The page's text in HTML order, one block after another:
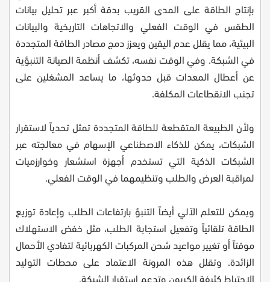
بإنتاج الطاقة على المدى القريب بدقة أكبر عبر تحليل بيانات
الطقس في الوقت الفعلي والاتجاهات التاريخية والبيانات
البيئية، مما يقلل عدم اليقين ويعزز دمج مصادر الطاقة المتجددة
في الشبكة. وفي الوقت نفسه، تكشف أنظمة الصيانة التنبؤية
عن أعطال المعدات قبل حدوثها، ما يساعد المشغلين على
تجنب الانقطاعات المكلفة.
ولأن الطبيعة المتقطعة للطاقة المتجددة تمثل تحدياً لاستقرار
الشبكات، يمكن للذكاء الاصطناعي الإسهام في معالجته عبر
الشبكات الذكية التي تستخدم أجهزة استشعار وخوارزميات
لمراقبة العرض والطلب وتنظيمهما في الوقت الفعلي.
ويمكن للتعلم الآلي أيضاً التنبؤ بارتفاعات الطلب وإعادة توزيع
الطاقة تلقائياً وتفعيل استجابة الطلب، مثل خفض الاستهلاك
موقتاً أو تغيير مواعيد شحن المركبات الكهربائية لتفادي الأحمال
الزائدة. وتقلل هذه المرونة الاعتماد على محطات التوليد
الاحتياط كثيفة الكربون وتدعم استقرار الشبكة.